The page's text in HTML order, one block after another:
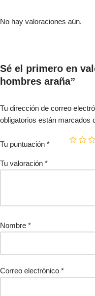
No hay valoraciones aún.
Sé el primero en
hombres araña”
Tu dirección de correo
obligatorios están marcados
Tu puntuación *
Tu valoración *
Nombre *
Correo electrónico *